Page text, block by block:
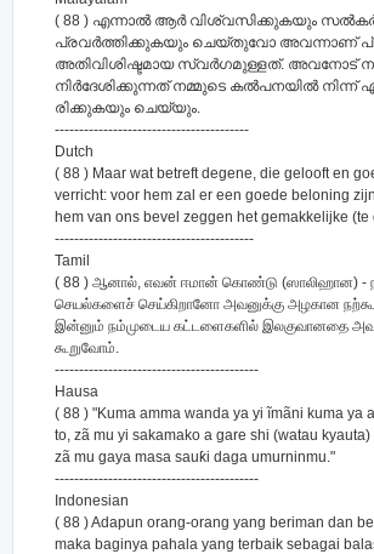
( 88 ) എന്നാല്‍ ആര്‍ വിശ്വസിക്കുകയും
പ്രവര്‍ത്തിക്കുകയും ചെയ്തുവോ അവന്നാണ്
അതിവിശിഷ്ടമായ സ്വര്‍ഗമുള്ളത്‌. അവനോട്
നിര്‍ദേശിക്കുന്നത് നമ്മുടെ കല്‍പനയില്‍ നിന്ന്
രിക്കുകയും ചെയ്യും.
----------------------------------------
Dutch
( 88 ) Maar wat betreft degene, die gelooft en
verricht: voor hem zal er een goede beloning
hem van ons bevel zeggen het gemakkelijke (te
-----------------------------------------
Tamil
( 88 ) ஆனால், எவன் ஈமான் கொண்டு (ஸாலிஹான) -
செயல்களைச் செய்கிறானோ அவனுக்கு அழகான
இன்னும் நம்முடைய கட்டளைகளில் இலகுவானதை
கூறுவோம்.
------------------------------------------
Hausa
( 88 ) "Kuma amma wanda ya yi ĩmãni kuma ya
to, zã mu yi sakamako a gare shi (watau
zã mu gaya masa sauƙi daga umurninmu."
------------------------------------------
Indonesian
( 88 ) Adapun orang-orang yang beriman dan
maka baginya pahala yang terbaik sebagai